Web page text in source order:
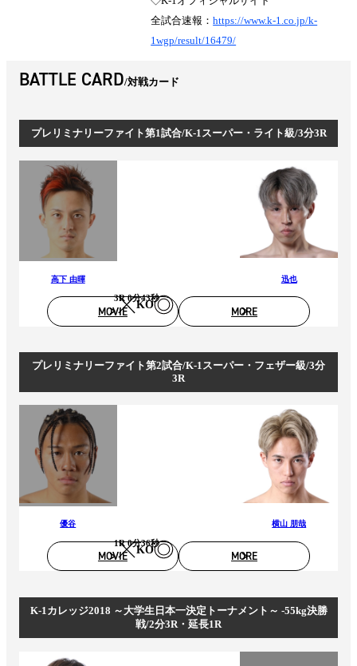
全試合速報：https://www.k-1.co.jp/k-
1wgp/result/16479/
BATTLE CARD 対戦カード
プレリミナリーファイト第1試合/K-1スーパー・ライト級/3分3R
高下 由暉
KO
3R 0分43秒
迅也
MOVIE MORE
プレリミナリーファイト第2試合/K-1スーパー・フェザー級/3分
3R
優谷
KO
1R 0分36秒
横山 朋哉
MOVIE MORE
K-1カレッジ2018 ～大学生日本一決定トーナメント～ -55kg決勝
戦/2分3R・延長1R